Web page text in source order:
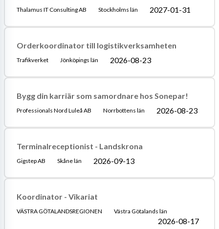
Thalamus IT Consulting AB Stockholms län 2027-01-31
Orderkoordinator till logistikverksamheten
Trafikverket Jönköpings län 2026-08-23
Bygg din karriär som samordnare hos Sonepar!
Professionals Nord Luleå AB Norrbottens län 2026-08-23
Terminalreceptionist - Landskrona
Gigstep AB Skåne län 2026-09-13
Koordinator - Vikariat
VÄSTRA GÖTALANDSREGIONEN Västra Götalands län
2026-08-17